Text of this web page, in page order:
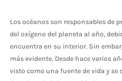
Los océanos son responsables de
del oxígeno del planeta al año,
encuentra en su interior. Sin
más evidente. Desde hace varios
visto como una fuente de vida y se